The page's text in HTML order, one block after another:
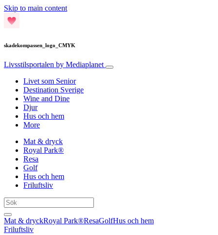
Skip to main content
skadekompassen_logo_CMYK
Livsstilsportalen by Mediaplanet
Livet som Senior
Destination Sverige
Wine and Dine
Djur
Hus och hem
More
Mat & dryck
Royal Park®
Resa
Golf
Hus och hem
Friluftsliv
Mat & dryckRoyal Park®ResaGolfHus och hem
Friluftsliv